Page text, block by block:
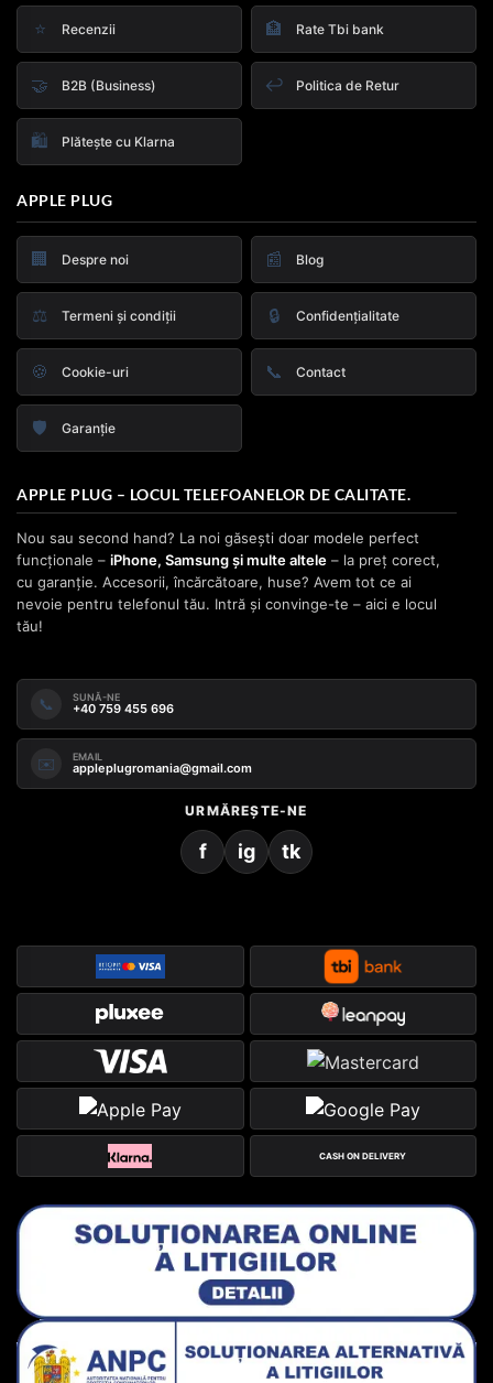
⭐ Recenzii 🏦 Rate Tbi bank
🤝 B2B (Business) ↩️ Politica de Retur
🛍️ Plătește cu Klarna
APPLE PLUG
🏢 Despre noi 📰 Blog
⚖️ Termeni și condiții 🔒 Confidențialitate
🍪 Cookie-uri 📞 Contact
🛡️ Garanție
APPLE PLUG – LOCUL TELEFOANELOR DE CALITATE.
Nou sau second hand? La noi găsești doar modele perfect
funcționale – iPhone, Samsung și multe altele – la preț corect,
cu garanție. Accesorii, încărcătoare, huse? Avem tot ce ai
nevoie pentru telefonul tău. Intră și convinge-te – aici e locul
tău!
📞 SUNĂ-NE
+40 759 455 696
✉️ EMAIL
appleplugromania@gmail.com
URMĂREȘTE-NE
f ig tk
CASH ON DELIVERY